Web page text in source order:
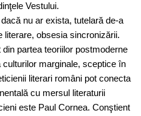
Vestului.
nu ar exista, tutelară de-a
literare, obsesia sincronizării.
partea teoriilor postmoderne
marginale, sceptice în
literari români pot conecta
cu mersul literaturii
este Paul Cornea. Conştient